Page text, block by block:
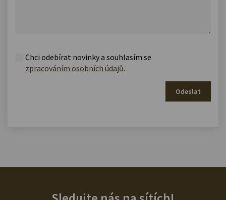
Chci odebírat novinky a souhlasím se
zpracováním osobních údajů.
Odeslat